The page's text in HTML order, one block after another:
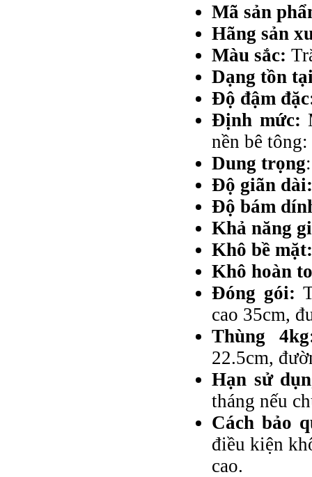
Mã sản
Hãng sản
Màu sắc:
Dạng tồn
Độ đậm
Định mức:
nền bê
Dung trọng
Độ giãn dài:
Độ bám
Khả năng
Khô bề mặt:
Khô hoàn
Đóng gói:
cao 35cm,
Thùng
22.5cm,
Hạn sử
tháng nếu
Cách bảo
điều kiện
cao.